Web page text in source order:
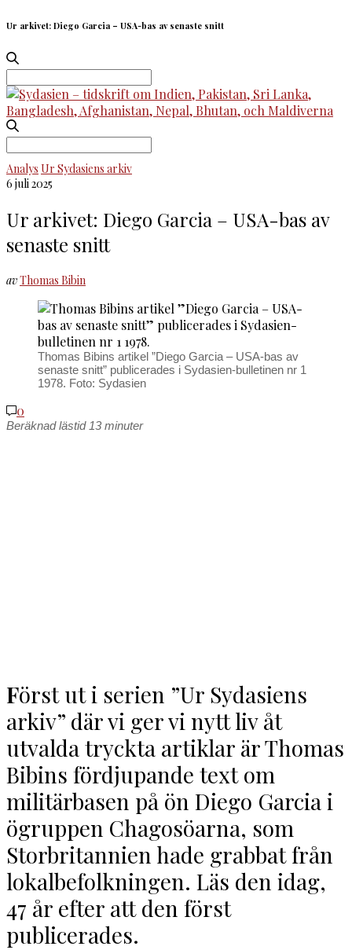
Ur arkivet: Diego Garcia – USA-bas av senaste snitt
Search
for:
Search
Analys Ur Sydasiens arkiv
6 juli 2025
Ur arkivet: Diego Garcia – USA-bas av
senaste snitt
avThomas Bibin
Thomas Bibins artikel ”Diego Garcia – USA-bas av
senaste snitt” publicerades i Sydasien-bulletinen nr 1
1978. Foto: Sydasien
0
Beräknad lästid 13 minuter
Först ut i serien ”Ur Sydasiens
arkiv” där vi ger vi nytt liv åt
utvalda tryckta artiklar är Thomas
Bibins fördjupande text om
militärbasen på ön Diego Garcia i
ögruppen Chagosöarna, som
Storbritannien hade grabbat från
lokalbefolkningen. Läs den idag,
47 år efter att den först
publicerades.